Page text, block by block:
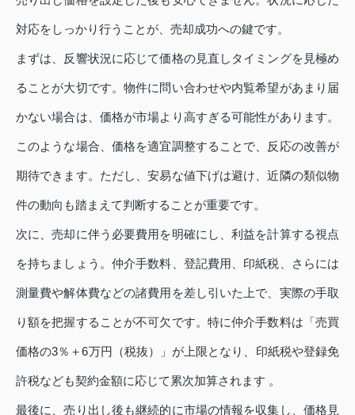
対応をしっかり行うことが、売却成功への鍵です。
まずは、反響状況に応じて価格の見直しタイミングを見極め
ることが大切です。物件に問い合わせや内覧希望があまり届
かない場合は、価格が市場より高すぎる可能性があります。
このような場合、価格を適宜調整することで、反応の改善が
期待できます。ただし、安易な値下げは避け、近隣の類似物
件の動向も踏まえて判断することが重要です。
次に、売却に伴う必要費用を明確にし、利益を計算する視点
を持ちましょう。仲介手数料、登記費用、印紙税、さらには
測量費や解体費などの諸費用を差し引いた上で、実際の手取
り額を把握することが不可欠です。特に仲介手数料は「売買
価格の3％＋6万円（税抜）」が上限となり、印紙税や登録免
許税なども契約金額に応じて累次加算されます 。
最後に、売り出し後も継続的に市場の情報を収集し、価格見